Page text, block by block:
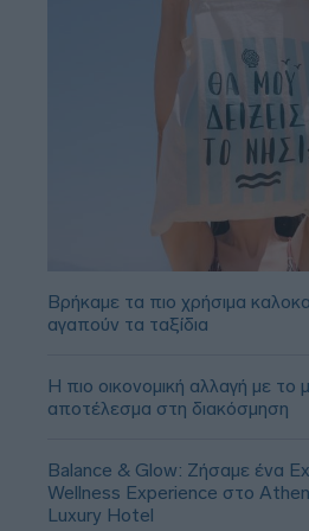
Βρήκαμε τα πιο χρήσιμα
αγαπούν τα ταξίδια
Η πιο οικονομική αλλαγή με το
αποτέλεσμα στη διακόσμηση
Balance & Glow: Ζήσαμε ένα
Wellness Experience στο
Luxury Hotel